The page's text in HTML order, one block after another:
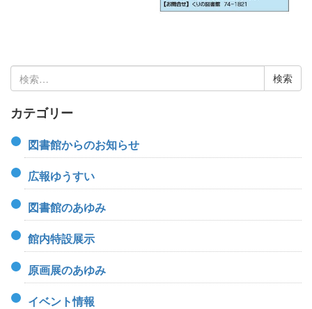
索:
カテゴリー
図書館からのお知らせ
広報ゆうすい
図書館のあゆみ
館内特設展示
原画展のあゆみ
イベント情報